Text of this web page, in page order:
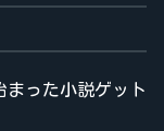
まった小説ゲット